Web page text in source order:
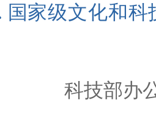
国家级文化和
科技部办